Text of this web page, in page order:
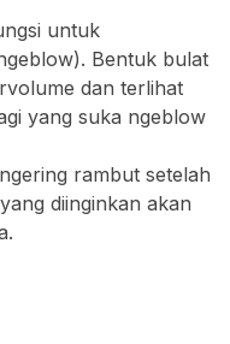
untuk
Bentuk bulat
dan terlihat
yang suka ngeblow
rambut setelah
diinginkan akan